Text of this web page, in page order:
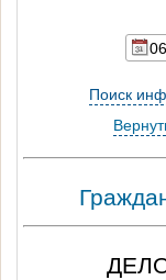
Поиск